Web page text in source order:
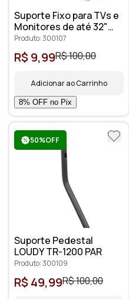
Suporte Fixo para TVs e
Monitores de até 32"
Preto WALL S F 35 V11
Produto: 300107
R$ 9,99R$ 100,00
Adicionar ao Carrinho
50%OFF
Suporte Pedestal
LOUDY TR-1200 PAR
Produto: 300109
R$ 49,99R$ 100,00